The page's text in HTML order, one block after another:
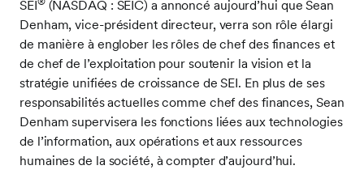
SEI (NASDAQ : SEIC) a annoncé aujourd’hui que Sean
Denham, vice-président directeur, verra son rôle élargi
de manière à englober les rôles de chef des finances et
de chef de l’exploitation pour soutenir la vision et la
stratégie unifiées de croissance de SEI. En plus de ses
responsabilités actuelles comme chef des finances, Sean
Denham supervisera les fonctions liées aux technologies
de l’information, aux opérations et aux ressources
humaines de la société, à compter d’aujourd’hui.